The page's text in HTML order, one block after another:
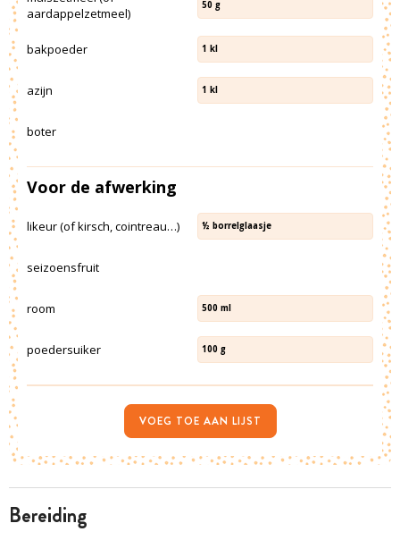
bereiding
aardappelzetmeel)
50 g
bakpoeder 1 kl
azijn 1 kl
boter
Voor de afwerking
likeur (of kirsch, cointreau…) ½ borrelglaasje
seizoensfruit
room 500 ml
poedersuiker 100 g
VOEG TOE AAN LIJST